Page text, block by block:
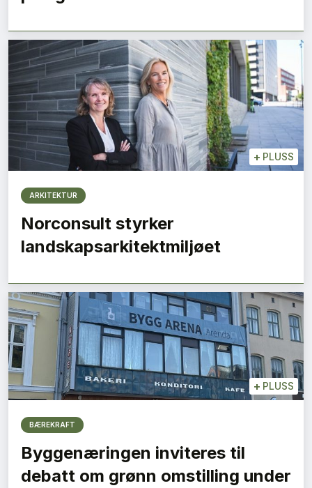
+ PLUSS
ARKITEKTUR
Norconsult styrker
landskapsarkitektmiljøet
+ PLUSS
BÆREKRAFT
Byggenæringen inviteres til
debatt om grønn omstilling under